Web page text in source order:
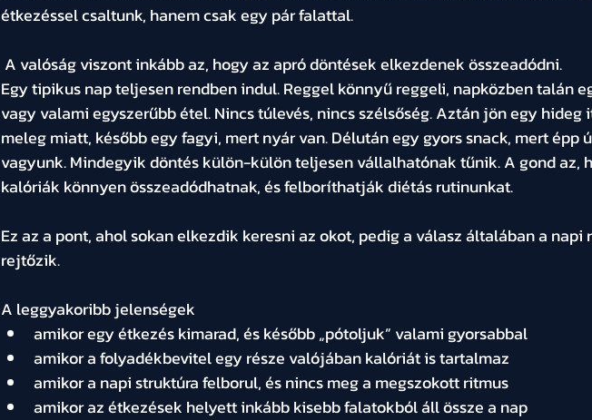
étkezéssel csaltunk, hanem csak egy pár falattal.
A valóság viszont inkább az, hogy az apró döntések elkezdenek összeadódni.
Egy tipikus nap teljesen rendben indul. Reggel könnyű reggeli, napközben talán
vagy valami egyszerűbb étel. Nincs túlevés, nincs szélsőség. Aztán jön egy hideg
meleg miatt, később egy fagyi, mert nyár van. Délután egy gyors snack, mert épp
vagyunk. Mindegyik döntés külön-külön teljesen vállalhatónak tűnik. A gond az,
kalóriák könnyen összeadódhatnak, és felboríthatják diétás rutinunkat.
Ez az a pont, ahol sokan elkezdik keresni az okot, pedig a válasz általában a napi
rejtőzik.
A leggyakoribb jelenségek
amikor egy étkezés kimarad, és később „pótoljuk” valami gyorsabbal
amikor a folyadékbevitel egy része valójában kalóriát is tartalmaz
amikor a napi struktúra felborul, és nincs meg a megszokott ritmus
amikor az étkezések helyett inkább kisebb falatokból áll össze a nap